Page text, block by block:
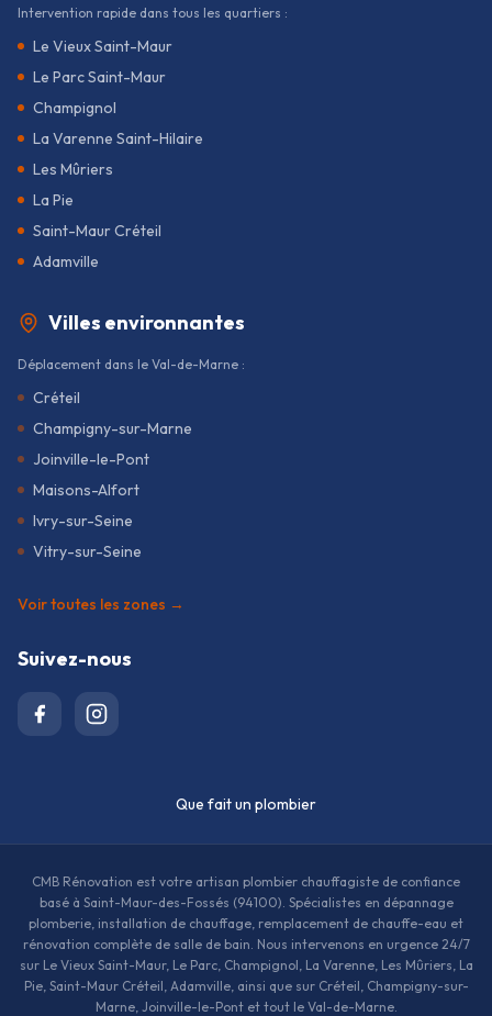
Intervention rapide dans tous les quartiers :
Le Vieux Saint-Maur
Le Parc Saint-Maur
Champignol
La Varenne Saint-Hilaire
Les Mûriers
La Pie
Saint-Maur Créteil
Adamville
Villes environnantes
Déplacement dans le Val-de-Marne :
Créteil
Champigny-sur-Marne
Joinville-le-Pont
Maisons-Alfort
Ivry-sur-Seine
Vitry-sur-Seine
Voir toutes les zones →
Suivez-nous
Que fait un plombier
CMB Rénovation est votre artisan plombier chauffagiste de confiance
basé à Saint-Maur-des-Fossés (94100). Spécialistes en dépannage
plomberie, installation de chauffage, remplacement de chauffe-eau et
rénovation complète de salle de bain. Nous intervenons en urgence 24/7
sur Le Vieux Saint-Maur, Le Parc, Champignol, La Varenne, Les Mûriers, La
Pie, Saint-Maur Créteil, Adamville, ainsi que sur Créteil, Champigny-sur-
Marne, Joinville-le-Pont et tout le Val-de-Marne.